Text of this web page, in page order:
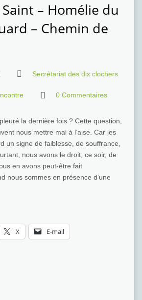
– Homélie du
– Chemin de
Secrétariat des dix clochers
0 Commentaires
la dernière fois ? Cette question,
nous mettre mal à l’aise. Car les
un signe de faiblesse, de souffrance,
nous avons le droit, ce soir, de
en avons peut-être fait
nous sommes en présence d’une
X E-mail